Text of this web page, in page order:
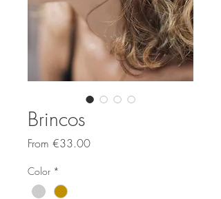
Brincos
From €33.00Sale
Color *